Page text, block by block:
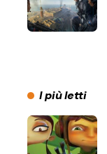
I più letti